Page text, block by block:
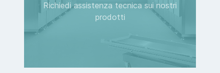
Richiedi assistenza tecnica sui nostri
prodotti